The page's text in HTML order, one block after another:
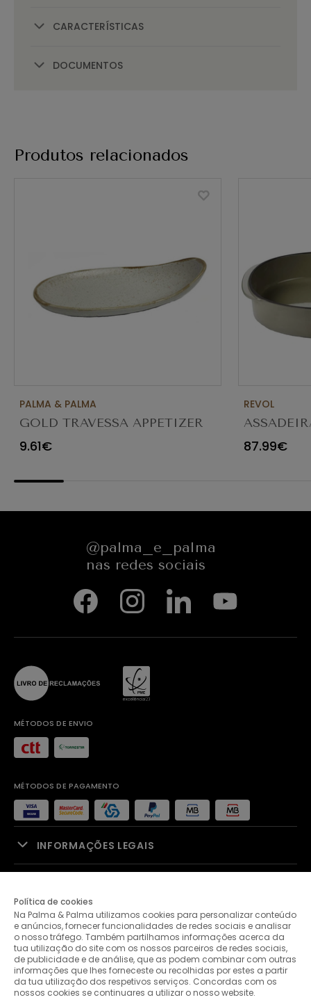
CARACTERÍSTICAS
DOCUMENTOS
Produtos relacionados
PALMA & PALMA
GOLD TRAVESSA APPETIZER
Ø23X12CM
9.61€
REVOL
654545
87.99€
@palma_e_palma
nas redes sociais
MÉTODOS DE ENVIO
MÉTODOS DE PAGAMENTO
INFORMAÇÕES LEGAIS
PALMA & PALMA
APOIO AO CLIENTE
CONTACTOS
Política de cookies
Na Palma & Palma utilizamos cookies para personalizar conteúdo
e anúncios, fornecer funcionalidades de redes sociais e analisar
o nosso tráfego. Também partilhamos informações acerca da
tua utilização do site com os nossos parceiros de redes sociais,
de publicidade e de análise, que as podem combinar com outras
informações que lhes forneceste ou recolhidas por estes a partir
da tua utilização dos respetivos serviços. Concordas com os
nossos cookies se continuares a utilizar o nosso website.